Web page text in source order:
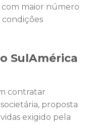
com maior número
SulAmérica
contratar
proposta
exigido pela